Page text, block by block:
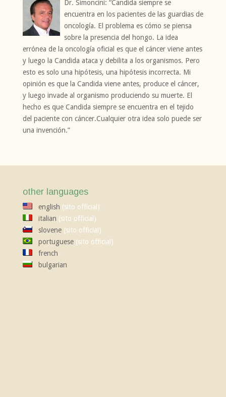
Dr. Simoncini: “Candida siempre se
encuentra en los pacientes de las guardias de
oncología. El problema es cómo se piensa
sobre la presencia del hongo. La idea
errónea de la oncología oficial es que el cáncer viene antes
y luego la Candida ataca y debilita a los organismos. Pero
esto es solo una hipótesis, una hipótesis incorrecta. Mi
opinión es que la Candida viene antes, produce el cáncer,
y luego invade al organismo produciendo su muerte. El
hecho es que Candida siempre se encuentra en el tejido
del paciente con cáncer.Cualquier otra idea solo puede ser
una invención.”
other languages
english (sito official)
italian (sito official)
slovene(sito official)
portuguese(sito official)
french
bulgarian